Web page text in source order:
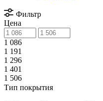
Фильтр
Цена
1 086
1 191
1 296
1 401
1 506
Тип покрытия